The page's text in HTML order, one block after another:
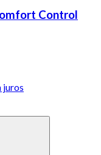
Control
juros